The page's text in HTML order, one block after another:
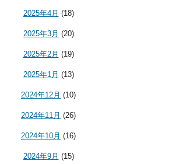
2025年4月 (18)
2025年3月 (20)
2025年2月 (19)
2025年1月 (13)
2024年12月 (10)
2024年11月 (26)
2024年10月 (16)
2024年9月 (15)